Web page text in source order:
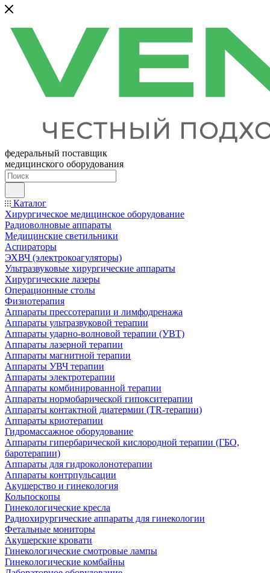
федеральный поставщик
медицинского оборудования
Каталог
Хирургическое медицинское оборудование
Радиоволновые аппараты
Медицинские светильники
Аспираторы
ЭХВЧ (электрокоагуляторы)
Ультразвуковые хирургические аппараты
Хирургические лазеры
Операционные столы
Физиотерапия
Аппараты прессотерапии и лимфодренажа
Аппараты ультразвуковой терапии
Аппараты ударно-волновой терапии (УВТ)
Аппараты лазерной терапии
Аппараты магнитной терапии
Аппараты УВЧ терапии
Аппараты электротерапии
Аппараты комбинированной терапии
Аппараты нормобарической гипокситерапии
Аппараты контактной диатермии (TR-терапии)
Аппараты криотерапии
Гидромассажное оборудование
Аппараты гипербарической кислородной терапии (ГБО,
баротерапии)
Аппараты для гидроколонотерапии
Аппараты контрпульсации
Акушерство и гинекология
Кольпоскопы
Гинекологические кресла
Радиохирургические аппараты для гинекологии
Фетальные мониторы
Акушерские кровати
Гинекологические смотровые лампы
Гинекологические комбайны